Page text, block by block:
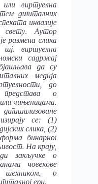
виртуелна
дигиталних
инвазије
свету. Аутор
размена слика
виртуелна
садржај
да су
медија
до
представа о
чињеницама.
се: (1)
слика, (2)
бинарног
На крају,
закључке о
човекове
техником, о
ери.